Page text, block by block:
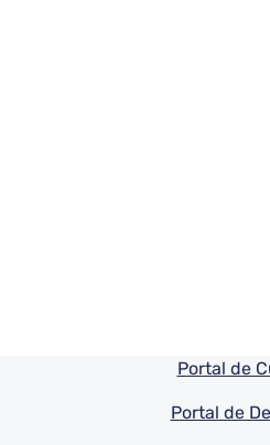
Pie de paginaPortal de
Portal de